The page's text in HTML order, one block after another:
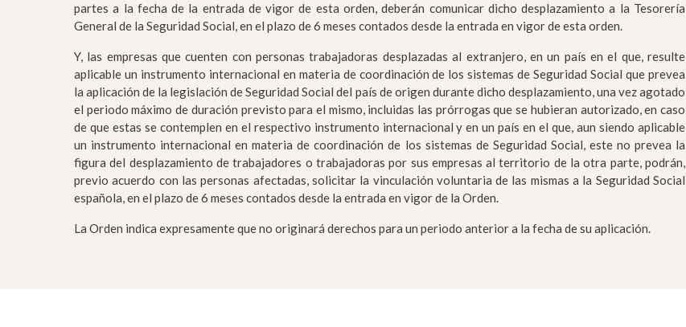
partes a la fecha de la entrada de vigor de esta orden, deberán comunicar dicho desplazamiento a la Tesorería
General de la Seguridad Social, en el plazo de 6 meses contados desde la entrada en vigor de esta orden.
Y, las empresas que cuenten con personas trabajadoras desplazadas al extranjero, en un país en el que, resulte
aplicable un instrumento internacional en materia de coordinación de los sistemas de Seguridad Social que prevea
la aplicación de la legislación de Seguridad Social del país de origen durante dicho desplazamiento, una vez agotado
el periodo máximo de duración previsto para el mismo, incluidas las prórrogas que se hubieran autorizado, en caso
de que estas se contemplen en el respectivo instrumento internacional y en un país en el que, aun siendo aplicable
un instrumento internacional en materia de coordinación de los sistemas de Seguridad Social, este no prevea la
figura del desplazamiento de trabajadores o trabajadoras por sus empresas al territorio de la otra parte, podrán,
previo acuerdo con las personas afectadas, solicitar la vinculación voluntaria de las mismas a la Seguridad Social
española, en el plazo de 6 meses contados desde la entrada en vigor de la Orden.
La Orden indica expresamente que no originará derechos para un periodo anterior a la fecha de su aplicación.